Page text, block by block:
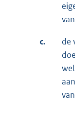
c.
de